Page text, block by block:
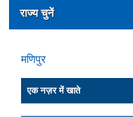
राज्य चुनें
मणिपुर
एक नज़र में खाते